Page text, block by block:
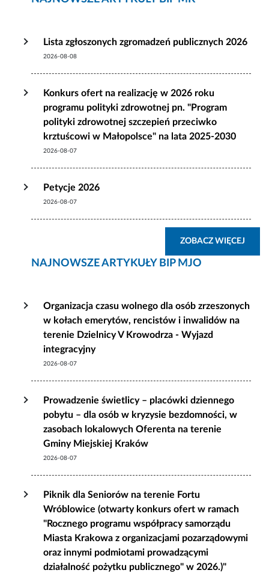
Lista zgłoszonych zgromadzeń publicznych 2026
2026-08-08
Konkurs ofert na realizację w 2026 roku
programu polityki zdrowotnej pn. "Program
polityki zdrowotnej szczepień przeciwko
krztuścowi w Małopolsce" na lata 2025-2030
2026-08-07
Petycje 2026
2026-08-07
ZOBACZ WIĘCEJ
NAJNOWSZE ARTYKUŁY BIP MJO
Organizacja czasu wolnego dla osób zrzeszonych
w kołach emerytów, rencistów i inwalidów na
terenie Dzielnicy V Krowodrza - Wyjazd
integracyjny
2026-08-07
Prowadzenie świetlicy – placówki dziennego
pobytu – dla osób w kryzysie bezdomności, w
zasobach lokalowych Oferenta na terenie
Gminy Miejskiej Kraków
2026-08-07
Piknik dla Seniorów na terenie Fortu
Wróblowice (otwarty konkurs ofert w ramach
"Rocznego programu współpracy samorządu
Miasta Krakowa z organizacjami pozarządowymi
oraz innymi podmiotami prowadzącymi
działalność pożytku publicznego" w 2026.)"